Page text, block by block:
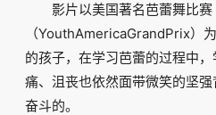
影片以美国著名芭蕾舞比赛
（YouthAmericaGrandPrix）
的孩子，在学习芭蕾的过程中
痛、沮丧也依然面带微笑的坚
奋斗的。